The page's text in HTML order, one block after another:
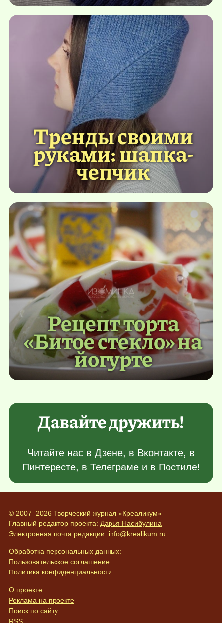
Тренды своими
руками: шапка-
чепчик
Рецепт торта
«Битое стекло» на
йогурте
Давайте дружить!
Читайте нас в Дзене, в Вконтакте, в
Пинтересте, в Телеграмеи в Постиле!
© 2007–2026 Творческий журнал «Креаликум»
Главный редактор проекта: Дарья Насибулина
Электронная почта редакции: info@krealikum.ru
Обработка персональных данных:
Пользовательское соглашение
Политика конфиденциальности
О проекте
Реклама на проекте
Поиск по сайту
RSS